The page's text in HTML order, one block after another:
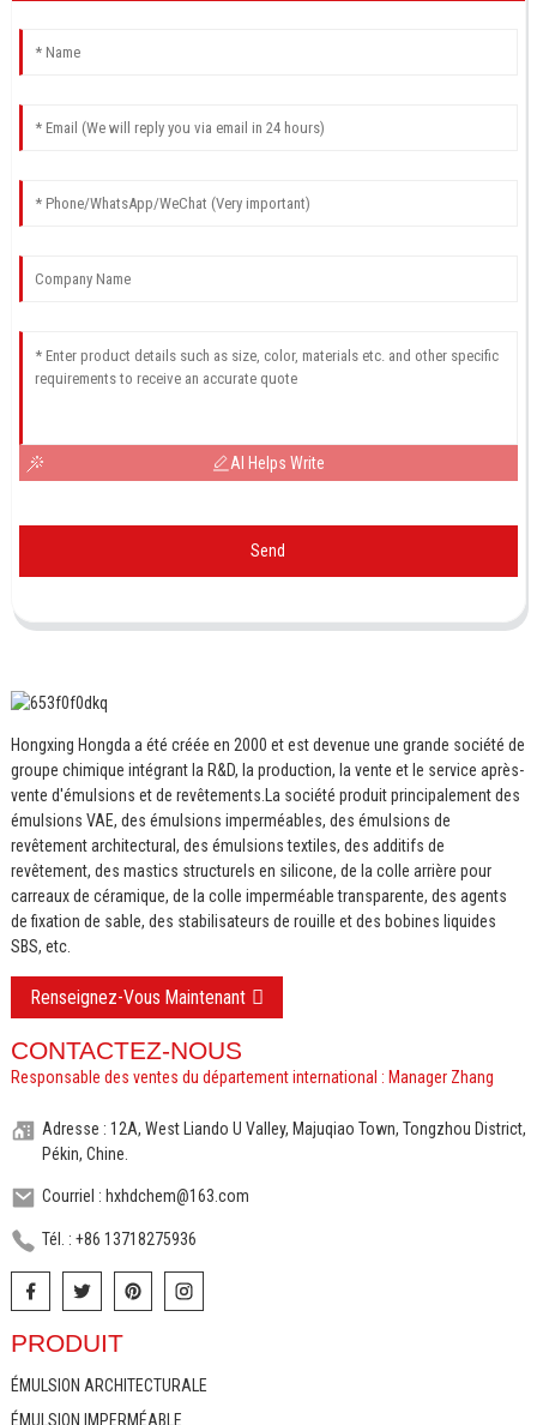
AI Helps Write
Send
Hongxing Hongda a été créée en 2000 et est devenue une grande société de
groupe chimique intégrant la R&D, la production, la vente et le service après-
vente d'émulsions et de revêtements.
La société produit principalement des
émulsions VAE, des émulsions imperméables, des émulsions de
revêtement architectural, des émulsions textiles, des additifs de
revêtement, des mastics structurels en silicone, de la colle arrière pour
carreaux de céramique, de la colle imperméable transparente, des agents
de fixation de sable, des stabilisateurs de rouille et des bobines liquides
SBS, etc.
Renseignez-Vous Maintenant
CONTACTEZ-NOUS
Responsable des ventes du département international : Manager Zhang
Adresse : 12A, West Liando U Valley, Majuqiao Town, Tongzhou District,
Pékin, Chine.
Courriel : hxhdchem@163.com
Tél. : +86 13718275936
PRODUIT
ÉMULSION ARCHITECTURALE
ÉMULSION IMPERMÉABLE